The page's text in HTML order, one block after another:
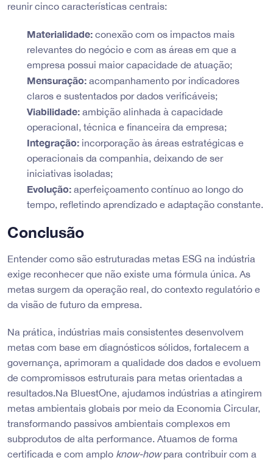
reunir cinco características centrais:
Materialidade: conexão com os impactos mais
relevantes do negócio e com as áreas em que a
empresa possui maior capacidade de atuação;
Mensuração: acompanhamento por indicadores
claros e sustentados por dados verificáveis;
Viabilidade: ambição alinhada à capacidade
operacional, técnica e financeira da empresa;
Integração: incorporação às áreas estratégicas e
operacionais da companhia, deixando de ser
iniciativas isoladas;
Evolução: aperfeiçoamento contínuo ao longo do
tempo, refletindo aprendizado e adaptação constante.
Conclusão
Entender como são estruturadas metas ESG na indústria
exige reconhecer que não existe uma fórmula única. As
metas surgem da operação real, do contexto regulatório e
da visão de futuro da empresa.
Na prática, indústrias mais consistentes desenvolvem
metas com base em diagnósticos sólidos, fortalecem a
governança, aprimoram a qualidade dos dados e evoluem
de compromissos estruturais para metas orientadas a
resultados.Na BluestOne, ajudamos indústrias a atingirem
metas ambientais globais por meio da Economia Circular,
transformando passivos ambientais complexos em
subprodutos de alta performance. Atuamos de forma
certificada e com amplo know-howpara contribuir com a